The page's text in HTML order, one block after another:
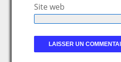
Site web